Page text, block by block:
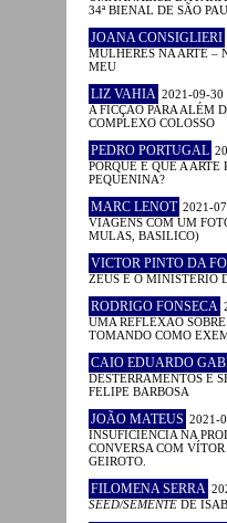
34ª BIENAL DE SÃO
JOANA CONSIGLIERI
MULHERES NA ARTE –
MEU
LIZ VAHIA 2021-09-30
A FICÇÃO PARA ALÉM
COMPLEXO COLOSSO
PEDRO PORTUGAL
PORQUE É QUE A ARTE
PEQUENINA?
MARC LENOT 2021-
VIAGENS COM UM
MULAS, BASILICO)
VICTOR PINTO DA
ZEUS E O MINISTÉRIO
RODRIGO FONSECA
UMA REFLEXÃO
TOMANDO COMO
CAIO EDUARDO
DESTERRAMENTOS E
FELIPE BARBOSA
JOÃO MATEUS 2021-
INSUFICIÊNCIA NA
CONVERSA COM
GEIROTO.
FILOMENA SERRA
SEED/SEMENTE DE